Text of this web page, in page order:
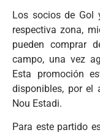
Los socios de Gol
respectiva zona,
pueden comprar
campo, una vez
Esta promoción
disponibles, por el
Nou Estadi.
Para este partido